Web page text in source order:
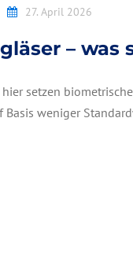
27. April 2026
– was
setzen
weniger